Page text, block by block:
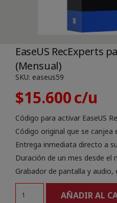
EaseUS RecExperts
(Mensual)
SKU: easeus59
$15.600
Código para activar EaseUS
Código original que se
Entrega inmediata directo a
Duración de un mes desde el
Grabador de pantalla y audio,
AÑADIR AL